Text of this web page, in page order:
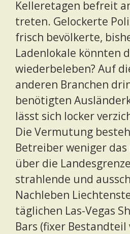
Kelleretagen befreit
treten. Gelockerte
frisch bevölkerte,
Ladenlokale könnten
wiederbeleben? Auf
anderen Branchen
benötigten
lässt sich locker
Die Vermutung
Betreiber weniger
über die
strahlende und
Nachleben
täglichen Las-Vegas
Bars (fixer Bestandteil